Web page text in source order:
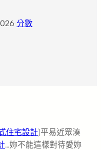
分數
住宅設計)平易近眾湊
…妳不能這樣對待愛妳